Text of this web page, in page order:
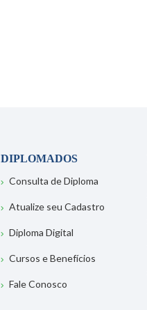
DIPLOMADOS
Consulta de Diploma
Atualize seu Cadastro
Diploma Digital
Cursos e Benefícios
Fale Conosco